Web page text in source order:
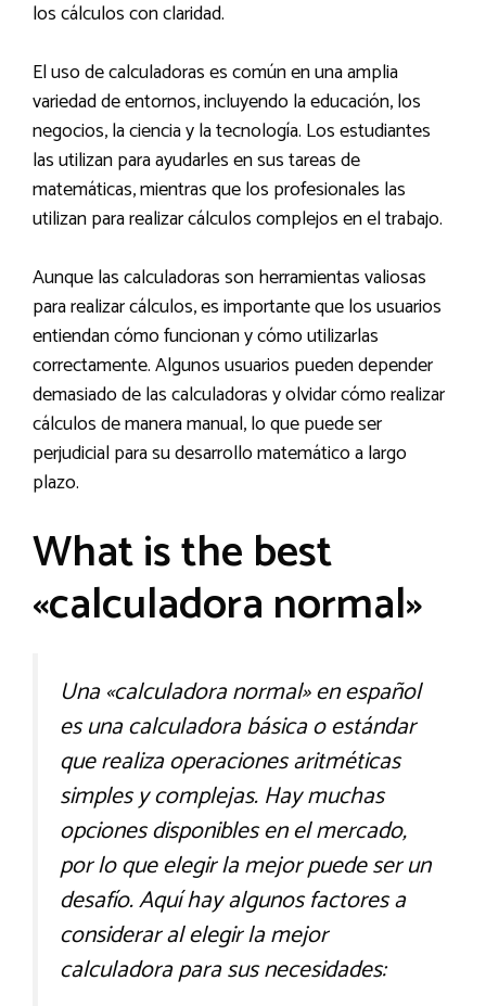
los cálculos con claridad.
El uso de calculadoras es común en una amplia
variedad de entornos, incluyendo la educación, los
negocios, la ciencia y la tecnología. Los estudiantes
las utilizan para ayudarles en sus tareas de
matemáticas, mientras que los profesionales las
utilizan para realizar cálculos complejos en el trabajo.
Aunque las calculadoras son herramientas valiosas
para realizar cálculos, es importante que los usuarios
entiendan cómo funcionan y cómo utilizarlas
correctamente. Algunos usuarios pueden depender
demasiado de las calculadoras y olvidar cómo realizar
cálculos de manera manual, lo que puede ser
perjudicial para su desarrollo matemático a largo
plazo.
What is the best
«calculadora normal»
Una «calculadora normal» en español
es una calculadora básica o estándar
que realiza operaciones aritméticas
simples y complejas. Hay muchas
opciones disponibles en el mercado,
por lo que elegir la mejor puede ser un
desafío. Aquí hay algunos factores a
considerar al elegir la mejor
calculadora para sus necesidades: